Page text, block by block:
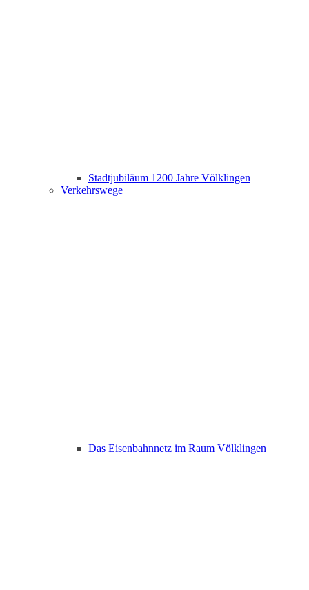
Stadtjubiläum 1200 Jahre Völklingen
Verkehrswege
Das Eisenbahnnetz im Raum Völklingen